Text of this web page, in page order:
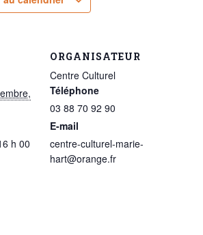
h 00
ORGANISATEUR
Centre Culturel
Téléphone
03 88 70 92 90
E-mail
centre-culturel-marie-
hart@orange.fr